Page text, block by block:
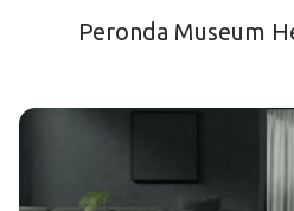
Peronda Museum